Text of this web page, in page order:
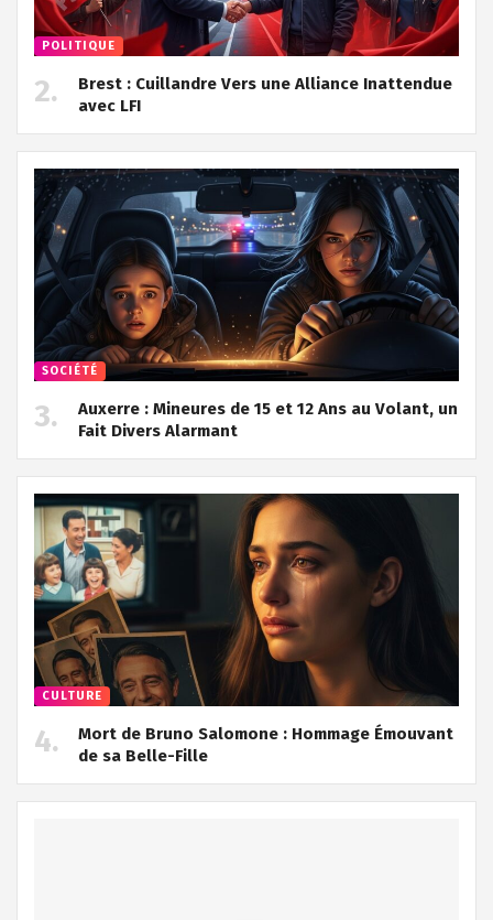
POLITIQUE
Brest : Cuillandre Vers une Alliance Inattendue
avec LFI
SOCIÉTÉ
Auxerre : Mineures de 15 et 12 Ans au Volant, un
Fait Divers Alarmant
CULTURE
Mort de Bruno Salomone : Hommage Émouvant
de sa Belle-Fille